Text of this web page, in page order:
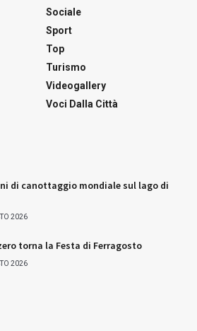
Sociale
Sport
Top
Turismo
Videogallery
Voci Dalla Città
di canottaggio mondiale sul lago di
2026
torna la Festa di Ferragosto
2026